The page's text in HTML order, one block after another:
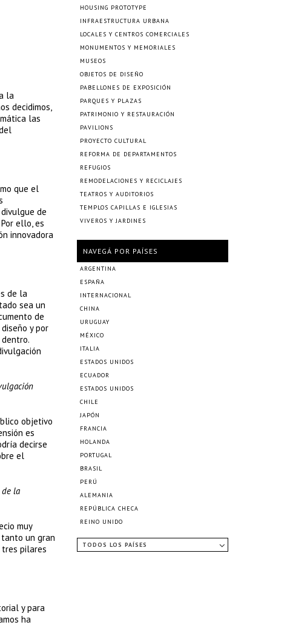
la
decidimos,
las
que el
de
ello, es
innovadora
de la
sea un
de
y por
objetivo
es
decirse
el
la
muy
un gran
pilares
y para
ha
HOUSING PROTOTYPE
INFRAESTRUCTURA URBANA
LOCALES Y CENTROS COMERCIALES
MONUMENTOS Y MEMORIALES
MUSEOS
OBJETOS DE DISEÑO
PABELLONES DE EXPOSICIÓN
PARQUES Y PLAZAS
PATRIMONIO Y RESTAURACIÓN
PAVILIONS
PROYECTO CULTURAL
REFORMA DE DEPARTAMENTOS
REFUGIOS
REMODELACIONES Y RECICLAJES
TEATROS Y AUDITORIOS
TEMPLOS CAPILLAS E IGLESIAS
VIVEROS Y JARDINES
NAVEGÁ POR PAÍSES
ARGENTINA
ESPAÑA
INTERNACIONAL
CHINA
URUGUAY
MÉXICO
ITALIA
ESTADOS UNIDOS
ECUADOR
ESTADOS UNIDOS
CHILE
JAPÓN
FRANCIA
HOLANDA
PORTUGAL
BRASIL
PERÚ
ALEMANIA
REPÚBLICA CHECA
REINO UNIDO
TODOS LOS PAÍSES